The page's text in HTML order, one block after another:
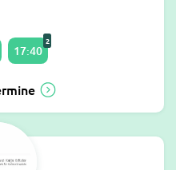
17:40
2